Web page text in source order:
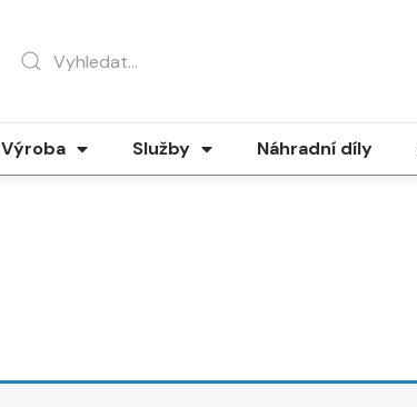
Výroba Služby Náhradní díly